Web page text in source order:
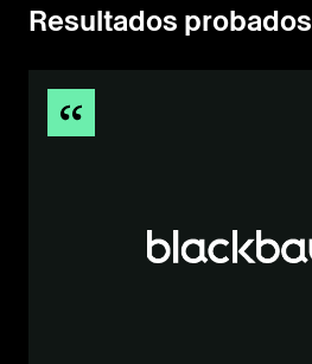
Resultados probados